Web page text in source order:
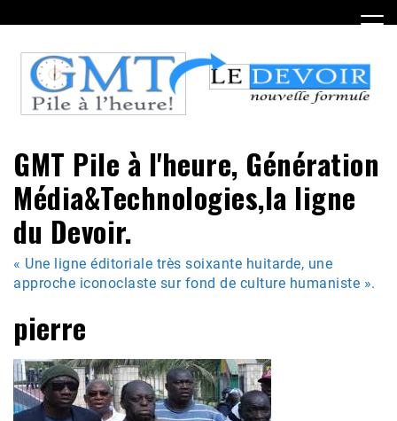
to
content
GMT Pile à l'heure, Génération
Média&Technologies,la ligne
du Devoir.
« Une ligne éditoriale très soixante huitarde, une
approche iconoclaste sur fond de culture humaniste ».
pierre